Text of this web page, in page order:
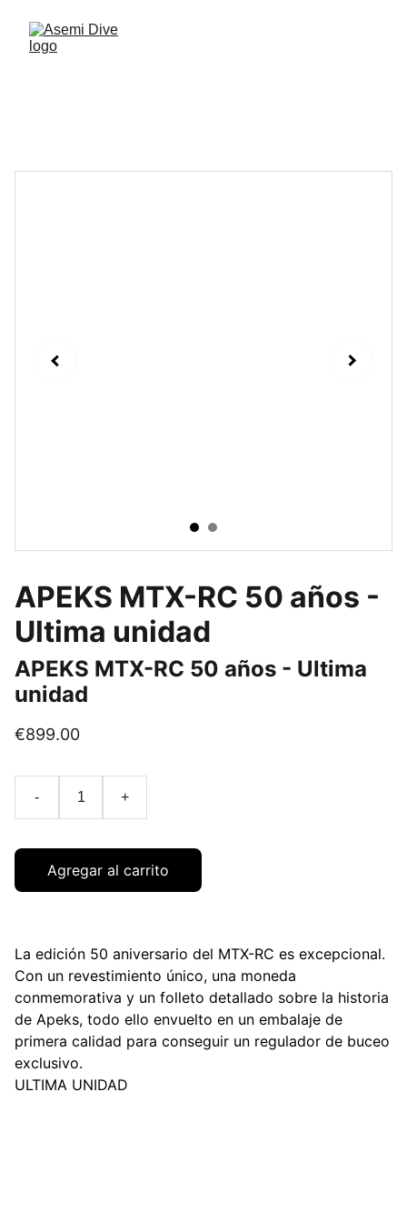
APEKS MTX-RC 50 años -
Ultima unidad
APEKS MTX-RC 50 años - Ultima
unidad
€899.00
- +
Agregar al carrito
La edición 50 aniversario del MTX-RC es excepcional.
Con un revestimiento único, una moneda
conmemorativa y un folleto detallado sobre la historia
de Apeks, todo ello envuelto en un embalaje de
primera calidad para conseguir un regulador de buceo
exclusivo.
ULTIMA UNIDAD